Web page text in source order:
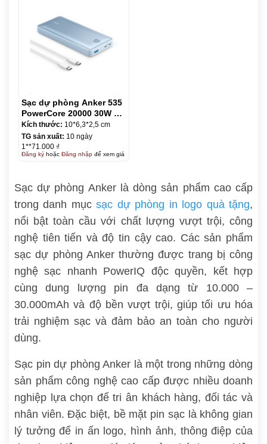
Sạc dự phòng Anker 535
PowerCore 20000 30W –
A1366
Kích thước: 10*6,3*2,5 cm
TG sản xuất: 10 ngày
1**71.000 ₫
Đăng kýhoặc Đăng nhậpđể xem giá
Sạc dự phòng Anker là dòng sản phẩm cao cấp
trong danh mụcsạc dự phòng in logo quà tặng,
nổi bật toàn cầu với chất lượng vượt trội, công
nghệ tiên tiến và độ tin cậy cao. Các sản phẩm
sạc dự phòng Anker thường được trang bị công
nghệ sạc nhanh PowerIQ độc quyền, kết hợp
cùng dung lượng pin đa dạng từ 10.000 –
30.000mAh và độ bền vượt trội, giúp tối ưu hóa
trải nghiệm sạc và đảm bảo an toàn cho người
dùng.
Sạc pin dự phòng Anker là một trong những dòng
sản phẩm công nghệ cao cấp được nhiều doanh
nghiệp lựa chọn để tri ân khách hàng, đối tác và
nhân viên. Đặc biệt, bề mặt pin sạc là không gian
lý tưởng để in ấn logo, hình ảnh, thông điệp của